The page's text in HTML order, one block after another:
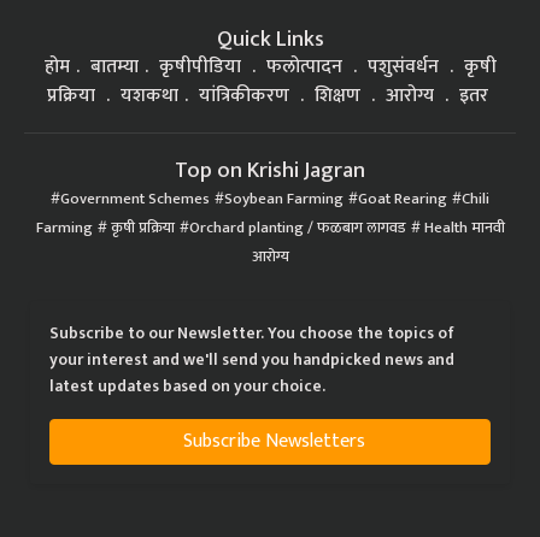
Quick Links
होम बातम्या कृषीपीडिया फलोत्पादन पशुसंवर्धन
कृषी
प्रक्रिया
यशकथा यांत्रिकीकरण शिक्षण आरोग्य इतर
Top on Krishi Jagran
Government Schemes Soybean Farming Goat Rearing Chili
Farming कृषी प्रक्रिया Orchard planting / फळबाग लागवड Health मानवी
आरोग्य
Subscribe to our Newsletter. You choose the topics of
your interest and we'll send you handpicked news and
latest updates based on your choice.
Subscribe Newsletters